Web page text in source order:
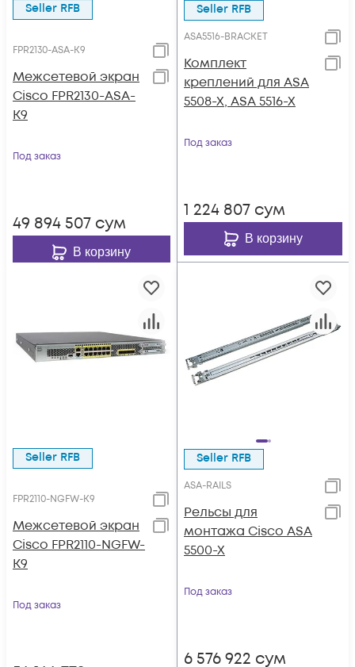
Seller RFB
FPR2130-ASA-K9
Межсетевой экран
Cisco FPR2130-ASA-
K9
Под заказ
49 894 507 сум
В корзину
Seller RFB
ASA5516-BRACKET
Комплект
креплений для ASA
5508-X, ASA 5516-X
Под заказ
1 224 807 сум
В корзину
Seller RFB
FPR2110-NGFW-K9
Межсетевой экран
Cisco FPR2110-NGFW-
K9
Под заказ
Seller RFB
ASA-RAILS
Рельсы для
монтажа Cisco ASA
5500-X
Под заказ
6 576 922 сум